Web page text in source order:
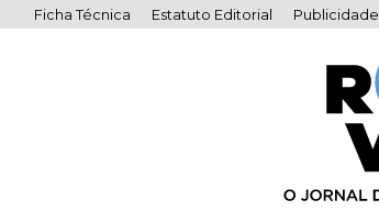
Ficha Técnica Estatuto Editorial Publicidade